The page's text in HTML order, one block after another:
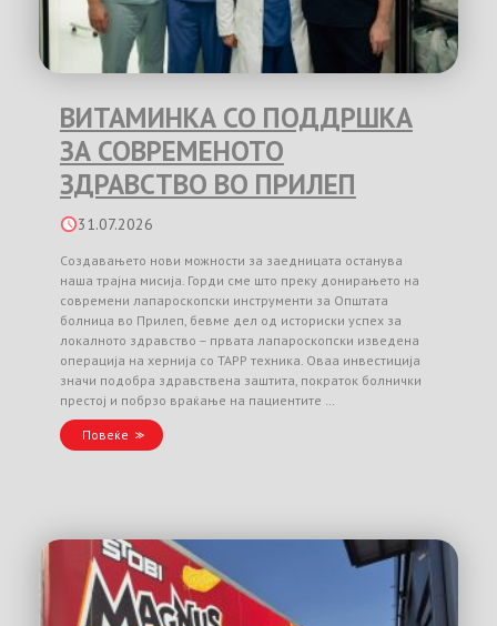
ВИТАМИНКА СО ПОДДРШКА
ЗА СОВРЕМЕНОТО
ЗДРАВСТВО ВО ПРИЛЕП
31.07.2026
Создавањето нови можности за заедницата останува
наша трајна мисија. Горди сме што преку донирањето на
современи лапароскопски инструменти за Општата
болница во Прилеп, бевме дел од историски успех за
локалното здравство – првата лапароскопски изведена
операција на хернија со TAPP техника. Оваа инвестиција
значи подобра здравствена заштита, пократок болнички
престој и побрзо враќање на пациентите …
Повеќе